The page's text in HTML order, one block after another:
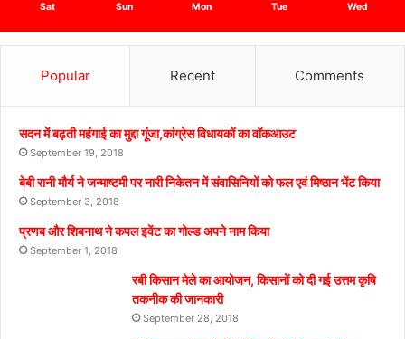
Sat Sun Mon Tue Wed
Popular Recent Comments
सदन में बढ़ती महंगाई का मुद्दा गूंजा,कांग्रेस विधायकों का वॉकआउट
September 19, 2018
बेबी रानी मौर्य ने जन्माष्टमी पर नारी निकेतन में संवासिनियों को फल एवं मिष्ठान भेंट किया
September 3, 2018
प्रणब और शिबनाथ ने कपल इवेंट का गोल्ड अपने नाम किया
September 1, 2018
रबी किसान मेले का आयोजन, किसानों को दी गई उत्तम कृषि
तकनीक की जानकारी
September 28, 2018